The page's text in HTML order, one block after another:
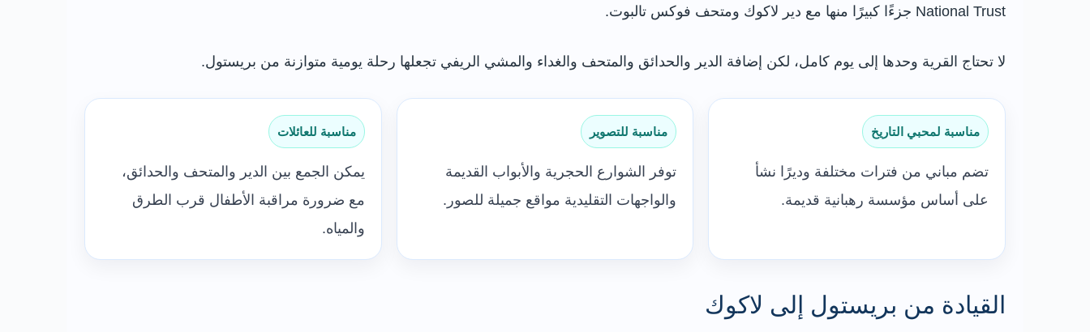
National Trust جزءًا كبيرًا منها مع دير لاكوك ومتحف فوكس تالبوت.
لا تحتاج القرية وحدها إلى يوم كامل، لكن إضافة الدير والحدائق والمتحف والغداء والمشي الريفي تجعلها رحلة يومية متوازنة من بريستول.
مناسبة لمحبي التاريخ
تضم مباني من فترات مختلفة وديرًا نشأ
على أساس مؤسسة رهبانية قديمة.
مناسبة للتصوير
توفر الشوارع الحجرية والأبواب القديمة
والواجهات التقليدية مواقع جميلة للصور.
مناسبة للعائلات
يمكن الجمع بين الدير والمتحف والحدائق،
مع ضرورة مراقبة الأطفال قرب الطرق
والمياه.
القيادة من بريستول إلى لاكوك